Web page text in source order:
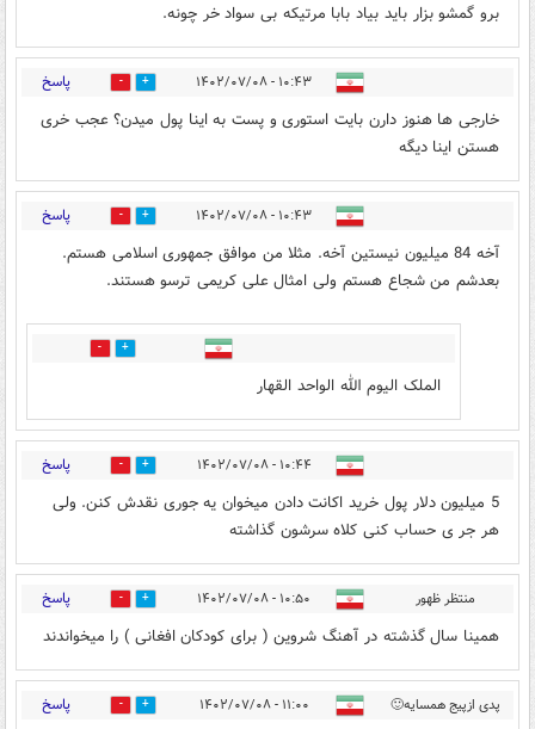
برو گمشو بزار باید بیاد بابا مرتیکه بی سواد خر چونه.
۱۰:۴۳ - ۱۴۰۲/۰۷/۰۸ 27 پاسخ
خارجی ها هنوز دارن بایت استوری و پست به اینا پول میدن؟ عجب خری
هستن اینا دیگه
۱۰:۴۳ - ۱۴۰۲/۰۷/۰۸ 20 پاسخ
آخه 84 میلیون نیستین آخه. مثلا من موافق جمهوری اسلامی هستم.
بعدشم من شجاع هستم ولی امثال علی کریمی ترسو هستند.
0
الملک الیوم الله الواحد القهار
۱۰:۴۴ - ۱۴۰۲/۰۷/۰۸ 20 پاسخ
5 میلیون دلار پول خرید اکانت دادن میخوان یه جوری نقدش کنن. ولی
هر جر ی حساب کنی کلاه سرشون گذاشته
منتظر ظهور ۱۰:۵۰ - ۱۴۰۲/۰۷/۰۸ 32 پاسخ
همینا سال گذشته در آهنگ شروین ( برای کودکان افغانی ) را میخواندند
پدی ازپیج همسایه🙂 ۱۱:۰۰ - ۱۴۰۲/۰۷/۰۸ 14 پاسخ